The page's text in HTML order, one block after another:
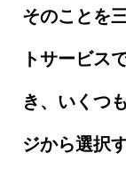
そのことを
トサービス
き、いくつ
ジから選択